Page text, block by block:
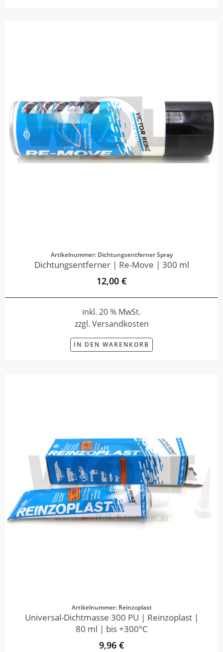
Artikelnummer: Dichtungsentferner Spray
Dichtungsentferner | Re-Move | 300 ml
12,00 €
inkl. 20 % MwSt.
zzgl. Versandkosten
IN DEN WARENKORB
Artikelnummer: Reinzoplast
Universal-Dichtmasse 300 PU | Reinzoplast |
80 ml | bis +300°C
9,96 €